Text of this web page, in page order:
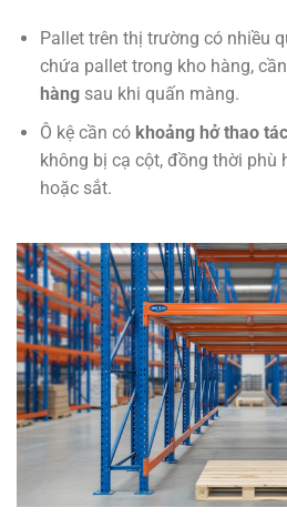
Pallet trên thị trường có nhiều
chứa pallet trong kho hàng,
hàngsau khi quấn màng.
Ô kệ cần có khoảng hở thao tác
không bị cạ cột, đồng thời phù
hoặc sắt.